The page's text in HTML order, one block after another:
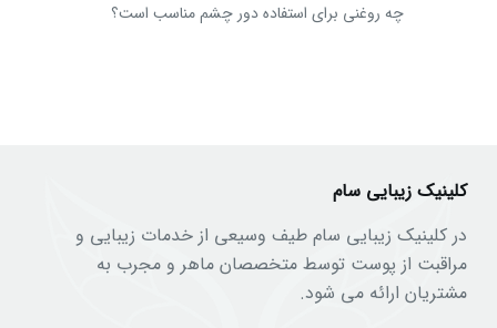
چه روغنی برای استفاده دور چشم مناسب است؟
کلینیک زیبایی سام
در کلینیک زیبایی سام طیف وسیعی از خدمات زیبایی و
مراقبت از پوست توسط متخصصان ماهر و مجرب به
مشتریان ارائه می شود.